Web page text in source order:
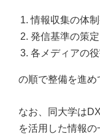
情報収集の体
発信基準の策定
各メディアの
の順で整備を進め
なお、同大学は
を活用した情報